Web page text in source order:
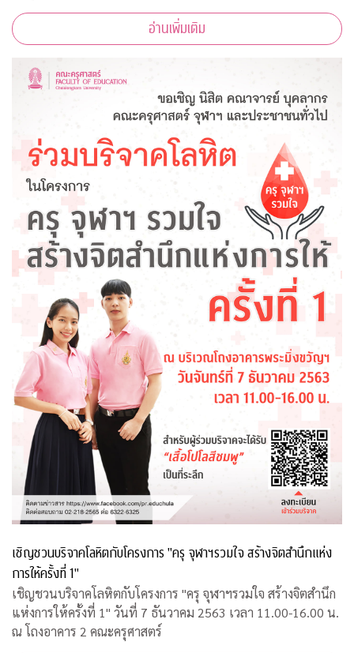
อ่านเพิ่มเติม
เชิญชวนบริจาคโลหิตกับโครงการ "ครุ จุฬาฯรวมใจ สร้างจิตสำนึกแห่ง
การให้ครั้งที่ 1"
เชิญชวนบริจาคโลหิตกับโครงการ "ครุ จุฬาฯรวมใจ สร้างจิตสำนึก
แห่งการให้ครั้งที่ 1" วันที่ 7 ธันวาคม 2563 เวลา 11.00-16.00 น.
ณ โถงอาคาร 2 คณะครุศาสตร์